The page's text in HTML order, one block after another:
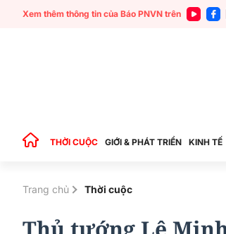
Xem thêm thông tin của Báo PNVN trên
THỜI CUỘC GIỚI & PHÁT TRIỂN KINH TẾ
Trang chủ Thời cuộc